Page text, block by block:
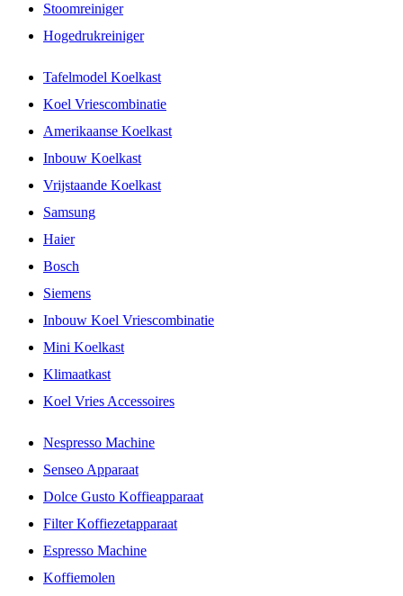
Stoomreiniger
Hogedrukreiniger
Tafelmodel Koelkast
Koel Vriescombinatie
Amerikaanse Koelkast
Inbouw Koelkast
Vrijstaande Koelkast
Samsung
Haier
Bosch
Siemens
Inbouw Koel Vriescombinatie
Mini Koelkast
Klimaatkast
Koel Vries Accessoires
Nespresso Machine
Senseo Apparaat
Dolce Gusto Koffieapparaat
Filter Koffiezetapparaat
Espresso Machine
Koffiemolen